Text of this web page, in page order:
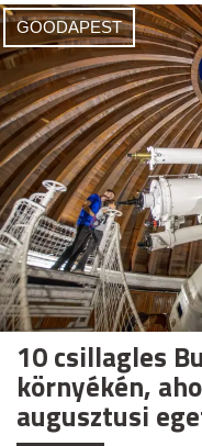
GOODAPEST
10 csillagles
környékén,
augusztusi